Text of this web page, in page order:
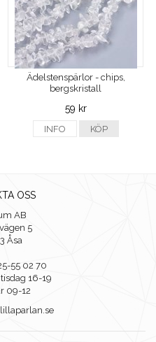
Ädelstenspärlor - chips,
bergskristall
59 kr
INFO KÖP
OSS
AB
5
Åsa
55 02 70
16-19
09-12